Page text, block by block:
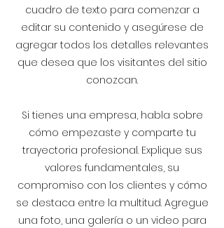
cuadro de texto para comenzar a
editar su contenido y asegúrese de
agregar todos los detalles relevantes
que desea que los visitantes del sitio
conozcan.
Si tienes una empresa, habla sobre
cómo empezaste y comparte tu
trayectoria profesional. Explique sus
valores fundamentales, su
compromiso con los clientes y cómo
se destaca entre la multitud. Agregue
una foto, una galería o un video para